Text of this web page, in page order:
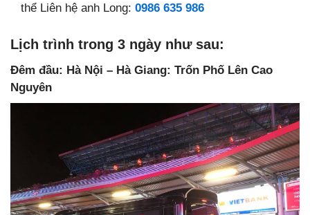
thể Liên hệ anh Long: 0986 635 986
Lịch trình trong 3 ngày như sau:
Đêm đầu: Hà Nội – Hà Giang: Trốn Phố Lên Cao
Nguyên